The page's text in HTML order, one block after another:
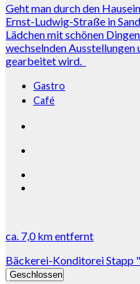
Geht man durch den
Ernst-Ludwig-Straße in
Lädchen mit schönen
wechselnden Ausstellungen
gearbeitet wird.
Gastro
Café
ca. 7,0 kmentfernt
Bäckerei-Konditorei Stapp
Geschlossen